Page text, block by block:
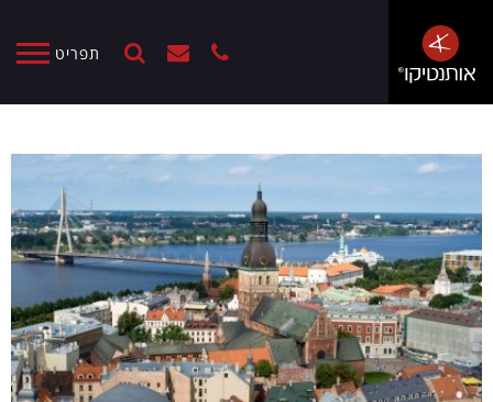
תפריט